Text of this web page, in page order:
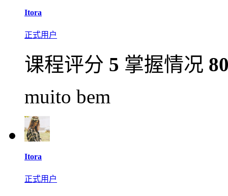
Itora
正式用户
课程评分 5 掌握情况
muito bem
Itora
正式用户